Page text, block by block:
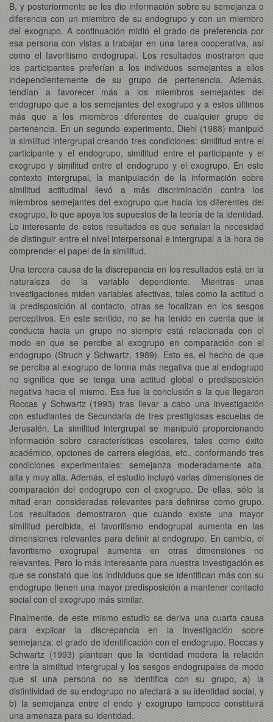
B, y posteriormente se les dio información sobre su semejanza o
diferencia con un miembro de su endogrupo y con un miembro
del exogrupo. A continuación midió el grado de preferencia por
esa persona con vistas a trabajar en una tarea cooperativa, así
como el favoritismo endogrupal. Los resultados mostraron que
los participantes preferían a los individuos semejantes a ellos
independientemente de su grupo de pertenencia. Además,
tendían a favorecer más a los miembros semejantes del
endogrupo que a los semejantes del exogrupo y a estos últimos
más que a los miembros diferentes de cualquier grupo de
pertenencia. En un segundo experimento, Diehl (1988) manipuló
la similitud intergrupal creando tres condiciones: similitud entre el
participante y el endogrupo, similitud entre el participante y el
exogrupo y similitud entre el endogrupo y el exogrupo. En este
contexto intergrupal, la manipulación de la información sobre
similitud actitudinal llevó a más discriminación contra los
miembros semejantes del exogrupo que hacia los diferentes del
exogrupo, lo que apoya los supuestos de la teoría de la identidad.
Lo interesante de estos resultados es que señalan la necesidad
de distinguir entre el nivel interpersonal e intergrupal a la hora de
comprender el papel de la similitud.
Una tercera causa de la discrepancia en los resultados está en la
naturaleza de la variable dependiente. Mientras unas
investigaciones miden variables afectivas, tales como la actitud o
la predisposición al contacto, otras se focalizan en los sesgos
perceptivos. En este sentido, no se ha tenido en cuenta que la
conducta hacia un grupo no siempre está relacionada con el
modo en que se percibe al exogrupo en comparación con el
endogrupo (Struch y Schwartz, 1989). Esto es, el hecho de que
se perciba al exogrupo de forma más negativa que al endogrupo
no significa que se tenga una actitud global o predisposición
negativa hacia el mismo. Esa fue la conclusión a la que llegaron
Roccas y Schwartz (1993) tras llevar a cabo una investigación
con estudiantes de Secundaria de tres prestigiosas escuelas de
Jerusalén. La similitud intergrupal se manipuló proporcionando
información sobre características escolares, tales como éxito
académico, opciones de carrera elegidas, etc., conformando tres
condiciones experimentales: semejanza moderadamente alta,
alta y muy alta. Además, el estudio incluyó varias dimensiones de
comparación del endogrupo con el exogrupo. De ellas, sólo la
mitad eran consideradas relevantes para definirse como grupo.
Los resultados demostraron que cuando existe una mayor
similitud percibida, el favoritismo endogrupal aumenta en las
dimensiones relevantes para definir al endogrupo. En cambio, el
favoritismo exogrupal aumenta en otras dimensiones no
relevantes. Pero lo más interesante para nuestra investigación es
que se constató que los individuos que se identifican más con su
endogrupo tienen una mayor predisposición a mantener contacto
social con el exogrupo más similar.
Finalmente, de este mismo estudio se deriva una cuarta causa
para explicar la discrepancia en la investigación sobre
semejanza: el grado de identificación con el endogrupo. Roccas y
Schwartz (1993) plantean que la identidad modera la relación
entre la similitud intergrupal y los sesgos endogrupales de modo
que si una persona no se identifica con su grupo, a) la
distintividad de su endogrupo no afectará a su identidad social, y
b) la semejanza entre el endo y exogrupo tampoco constituirá
una amenaza para su identidad.